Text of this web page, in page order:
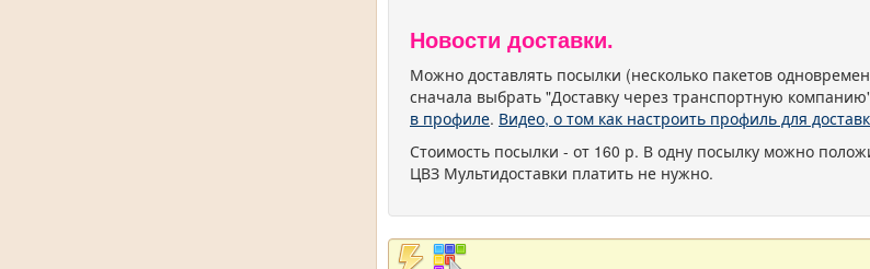
Новости доставки.
Можно доставлять посылки (несколько пакетов
сначала выбрать "Доставку через транспортную
в профиле. Видео, о том как настроить профиль для
Стоимость посылки - от 160 р. В одну посылку можно
ЦВЗ Мультидоставки платить не нужно.